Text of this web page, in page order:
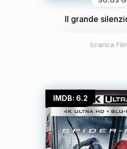
Il grande
Scarica
IMDB: 6.2